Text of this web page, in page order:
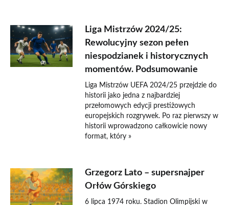
Liga Mistrzów 2024/25:
Rewolucyjny sezon pełen
niespodzianek i historycznych
momentów. Podsumowanie
Liga Mistrzów UEFA 2024/25 przejdzie do
historii jako jedna z najbardziej
przełomowych edycji prestiżowych
europejskich rozgrywek. Po raz pierwszy w
historii wprowadzono całkowicie nowy
format, który »
Grzegorz Lato – supersnajper
Orłów Górskiego
6 lipca 1974 roku. Stadion Olimpijski w